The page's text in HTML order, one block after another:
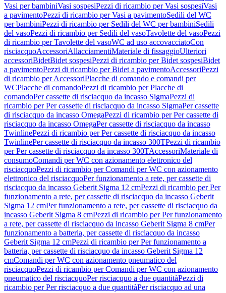
Vasi per bambiniVasi sospesiPezzi di ricambio per Vasi sospesiVasi
a pavimentoPezzi di ricambio per Vasi a pavimentoSedili del WC
per bambiniPezzi di ricambio per Sedili del WC per bambiniSedili
del vasoPezzi di ricambio per Sedili del vasoTavolette del vasoPezzi
di ricambio per Tavolette del vasoWC ad uso accovacciatoCon
risciacquoAccessoriAllacciamentiMateriale di fissaggioUlteriori
accessoriBidetBidet sospesiPezzi di ricambio per Bidet sospesiBidet
a pavimentoPezzi di ricambio per Bidet a pavimentoAccessoriPezzi
di ricambio per AccessoriPlacche di comando e comandi per
WCPlacche di comandoPezzi di ricambio per Placche di
comandoPer cassette di risciacquo da incasso SigmaPezzi di
ricambio per Per cassette di risciacquo da incasso SigmaPer cassette
di risciacquo da incasso OmegaPezzi di ricambio per Per cassette di
risciacquo da incasso OmegaPer cassette di risciacquo da incasso
TwinlinePezzi di ricambio per Per cassette di risciacquo da incasso
TwinlinePer cassette di risciacquo da incasso 300TPezzi di ricambio
per Per cassette di risciacquo da incasso 300TAccessoriMateriale di
consumoComandi per WC con azionamento elettronico del
risciacquoPezzi di ricambio per Comandi per WC con azionamento
elettronico del risciacquoPer funzionamento a rete, per cassette di
risciacquo da incasso Geberit Sigma 12 cmPezzi di ricambio per Per
funzionamento a rete, per cassette di risciacquo da incasso Geberit
Sigma 12 cmPer funzionamento a rete, per cassette di risciacquo da
incasso Geberit Sigma 8 cmPezzi di ricambio per Per funzionamento
a rete, per cassette di risciacquo da incasso Geberit Sigma 8 cmPer
funzionamento a batteria, per cassette di risciacquo da incasso
Geberit Sigma 12 cmPezzi di ricambio per Per funzionamento a
batteria, per cassette di risciacquo da incasso Geberit Sigma 12
cmComandi per WC con azionamento pneumatico del
risciacquoPezzi di ricambio per Comandi per WC con azionamento
pneumatico del risciacquoPer risciacquo a due quantitàPezzi di
ricambio per Per risciacquo a due quantitàPer risciacquo ad una